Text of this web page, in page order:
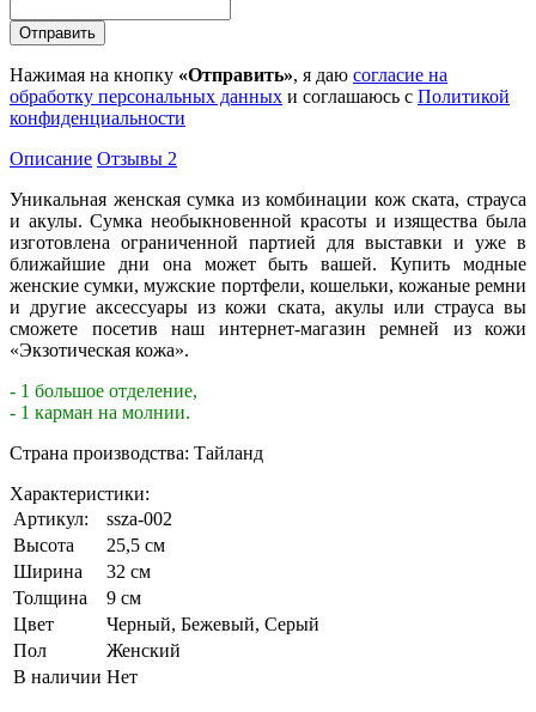
Нажимая на кнопку «Отправить», я даю согласие на
обработку персональных данных и соглашаюсь с Политикой
конфиденциальности
Описание Отзывы 2
Уникальная женская сумка из комбинации кож ската, страуса
и акулы. Сумка необыкновенной красоты и изящества была
изготовлена ограниченной партией для выставки и уже в
ближайшие дни она может быть вашей. Купить модные
женские сумки, мужские портфели, кошельки, кожаные ремни
и другие аксессуары из кожи ската, акулы или страуса вы
сможете посетив наш интернет-магазин ремней из кожи
«Экзотическая кожа».
- 1 большое отделение,
- 1 карман на молнии.
Страна производства: Тайланд
Характеристики:
Артикул:
ssza-002
Высота
25,5 см
Ширина
32 см
Толщина
9 см
Цвет
Черный, Бежевый, Серый
Пол
Женский
В наличии Нет